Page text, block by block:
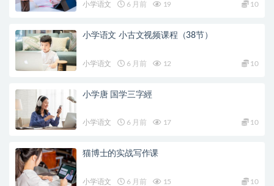
小学语文 6 月前 19 10
小学语文 小古文视频课程（38节）
小学语文 6 月前 12 10
小学唐 国学三字經
小学语文 6 月前 17 10
猫博士的实战写作课
小学语文 6 月前 15 10